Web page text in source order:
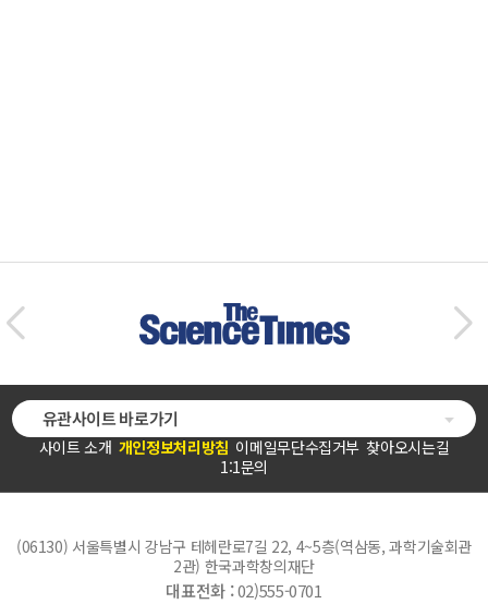
사이트 소개 개인정보처리방침 이메일무단수집거부 찾아오시는길
1:1문의
유관사이트 바로가기
(06130) 서울특별시 강남구 테헤란로7길 22, 4~5층(역삼동, 과학기술회관
2관) 한국과학창의재단
대표전화 :02)555-0701